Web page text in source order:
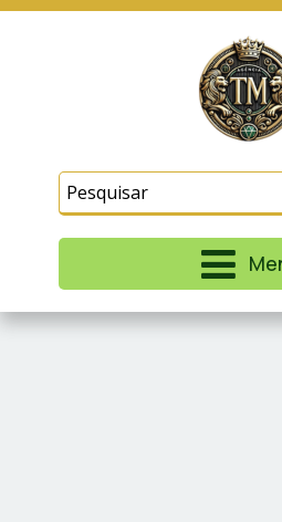
similares para lembrar e entender
nosso site, analisar seu uso de
e serviços, ajudar com nossos
marketing e fornecer conteúdo de
Termos e Condiçõese